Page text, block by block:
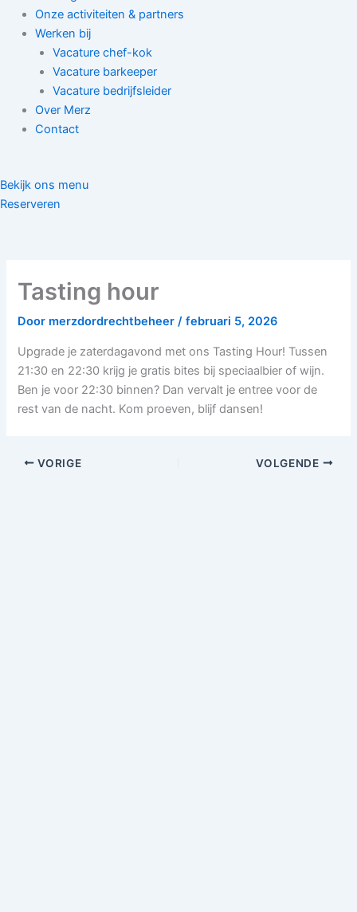
Onze activiteiten & partners
Werken bij
Vacature chef-kok
Vacature barkeeper
Vacature bedrijfsleider
Over Merz
Contact
Bekijk ons menu
Reserveren
Tasting hour
Door merzdordrechtbeheer/februari 5, 2026
Upgrade je zaterdagavond met ons Tasting Hour! Tussen
21:30 en 22:30 krijg je gratis bites bij speciaalbier of wijn.
Ben je voor 22:30 binnen? Dan vervalt je entree voor de
rest van de nacht. Kom proeven, blijf dansen!
VORIGE VOLGENDE